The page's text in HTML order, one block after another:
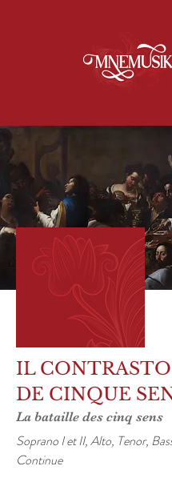
IL CONTRASTO
DE CINQUE
La bataille des cinq sens
Soprano I et II, Alto, Tenor,
Continue